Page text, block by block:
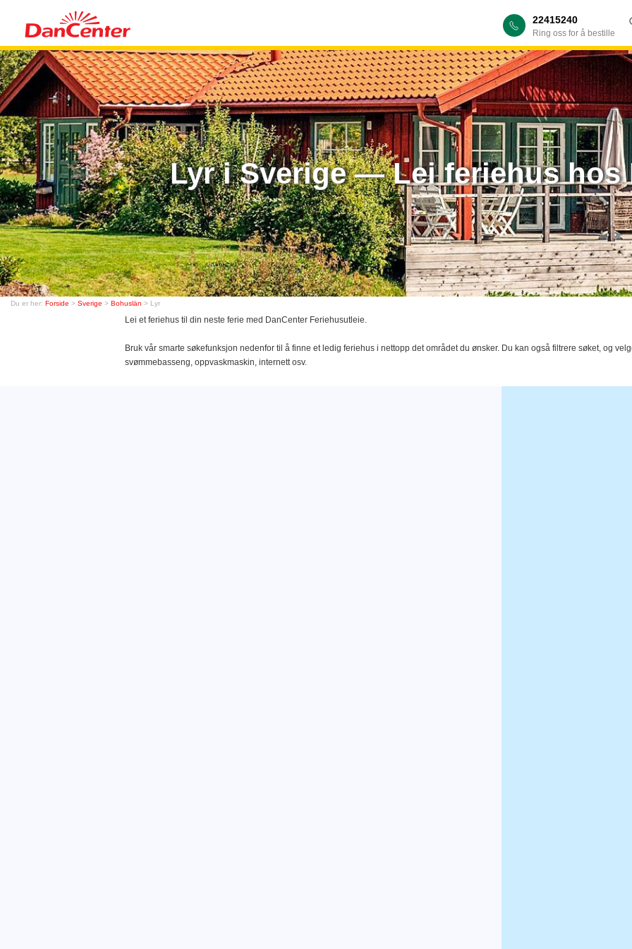
22415240
Ring oss for å bestille
Lyr i Sverige — Lei feriehus hos
Du er her: Forside > Sverige > Bohuslän > Lyr
Lei et feriehus til din neste ferie med DanCenter Feriehusutleie.
Bruk vår smarte søkefunksjon nedenfor til å finne et ledig feriehus i nettopp det området du ønsker. Du kan også filtrere søket, og
svømmebasseng, oppvaskmaskin, internett osv.